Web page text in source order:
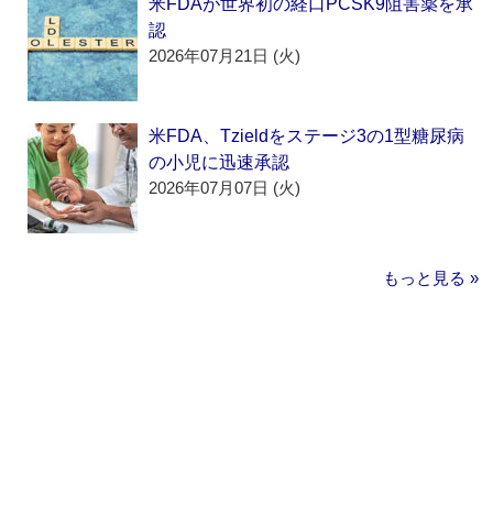
米FDAが世界初の経口PCSK9阻害薬を承
認
2026年07月21日 (火)
米FDA、Tzieldをステージ3の1型糖尿病
の小児に迅速承認
2026年07月07日 (火)
もっと見る »